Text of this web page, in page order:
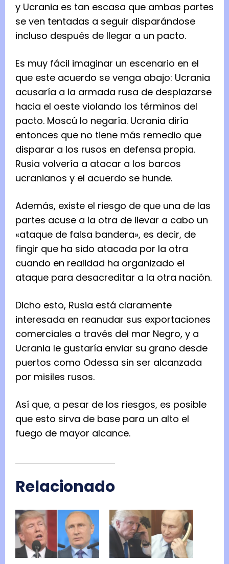
y Ucrania es tan escasa que ambas partes
se ven tentadas a seguir disparándose
incluso después de llegar a un pacto.
Es muy fácil imaginar un escenario en el
que este acuerdo se venga abajo: Ucrania
acusaría a la armada rusa de desplazarse
hacia el oeste violando los términos del
pacto. Moscú lo negaría. Ucrania diría
entonces que no tiene más remedio que
disparar a los rusos en defensa propia.
Rusia volvería a atacar a los barcos
ucranianos y el acuerdo se hunde.
Además, existe el riesgo de que una de las
partes acuse a la otra de llevar a cabo un
«ataque de falsa bandera», es decir, de
fingir que ha sido atacada por la otra
cuando en realidad ha organizado el
ataque para desacreditar a la otra nación.
Dicho esto, Rusia está claramente
interesada en reanudar sus exportaciones
comerciales a través del mar Negro, y a
Ucrania le gustaría enviar su grano desde
puertos como Odessa sin ser alcanzada
por misiles rusos.
Así que, a pesar de los riesgos, es posible
que esto sirva de base para un alto el
fuego de mayor alcance.
Relacionado